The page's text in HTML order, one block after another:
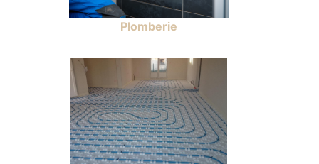
Plomberie